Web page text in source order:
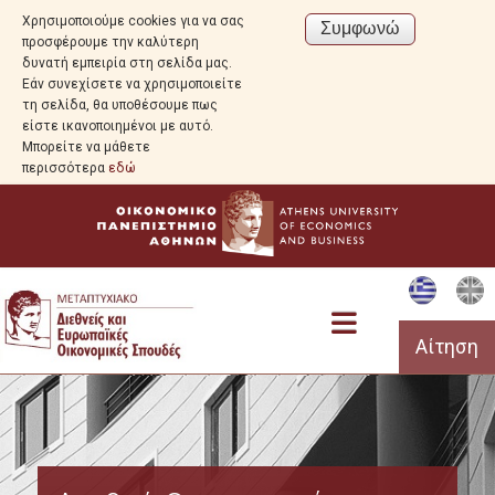
Χρησιμοποιούμε cookies για να σας
προσφέρουμε την καλύτερη
δυνατή εμπειρία στη σελίδα μας.
Εάν συνεχίσετε να χρησιμοποιείτε
τη σελίδα, θα υποθέσουμε πως
είστε ικανοποιημένοι με αυτό.
Μπορείτε να μάθετε
περισσότερα εδώ
Αίτηση
Πρόγραμμα Σπουδών